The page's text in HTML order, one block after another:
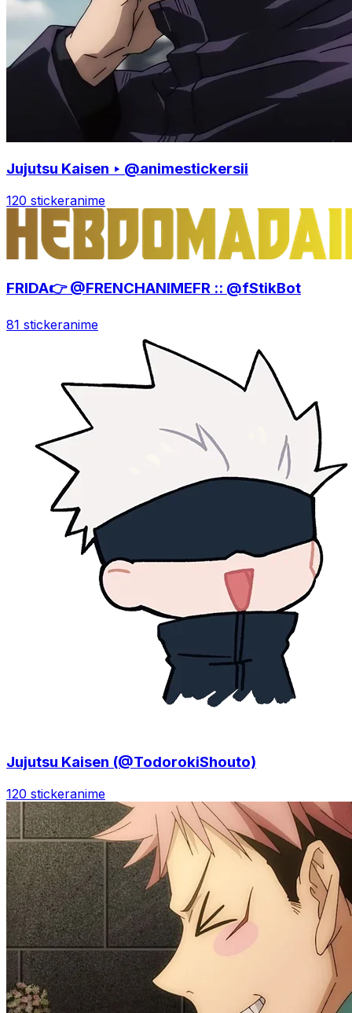
Jujutsu Kaisen ‣ @animestickersii
120 stickeranime
FRIDA👉 @FRENCHANIMEFR :: @fStikBot
81 stickeranime
Jujutsu Kaisen (@TodorokiShouto)
120 stickeranime